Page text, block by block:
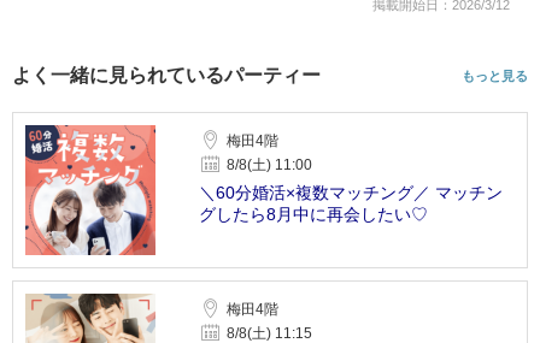
掲載開始日：2026/3/12
よく一緒に見られているパーティー もっと見る
梅田4階
8/8(土) 11:00
＼60分婚活×複数マッチング／ マッチン
グしたら8月中に再会したい♡
梅田4階
8/8(土) 11:15